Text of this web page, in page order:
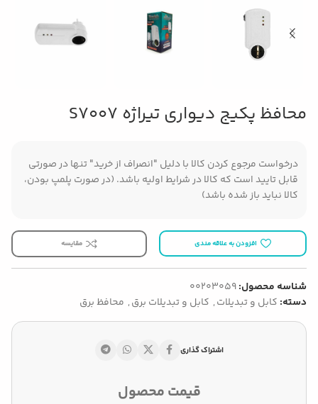
محافظ پکیج دیواری تیراژه S7007
درخواست مرجوع کردن کالا با دلیل "انصراف از خرید" تنها در صورتی
قابل تایید است که کالا در شرایط اولیه باشد. (در صورت پلمپ بودن،
کالا نباید باز شده باشد)
افزودن به علاقه مندی مقایسه
شناسه محصول:00203059
دسته: کابل و تبدیلات, کابل و تبدیلات برق, محافظ برق
اشتراک گذاری
قیمت محصول